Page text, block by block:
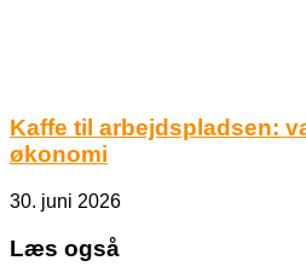
Kaffe til arbejdspladsen:
økonomi
30. juni 2026
Læs også